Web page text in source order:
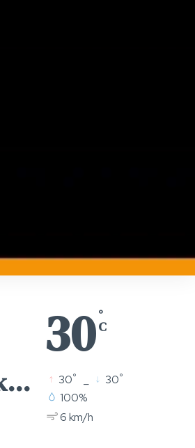
30 °
C
Sancaktepe 30° 30°
100%
6 km/h